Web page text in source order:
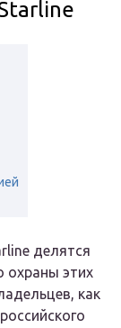
делятся
охраны этих
как